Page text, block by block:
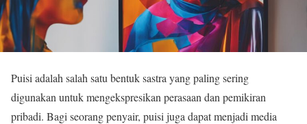
Puisi adalah salah satu bentuk sastra yang paling sering
digunakan untuk mengekspresikan perasaan dan pemikiran
pribadi. Bagi seorang penyair, puisi juga dapat menjadi media